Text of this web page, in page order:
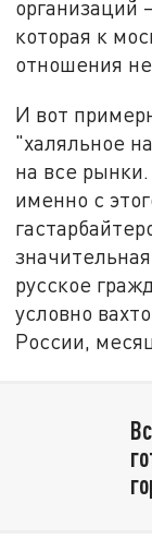
которая к
отношения
И вот
"халяльное
на все
именно с
русское
условно
России,